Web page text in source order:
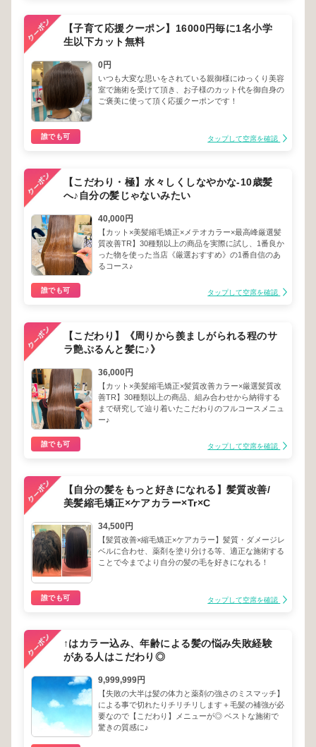
【子育て応援クーポン】16000円毎に1名小学
生以下カット無料
0円
いつも大変な思いをされている親御様にゆっくり美容
室で施術を受けて頂き、お子様のカット代を御自身の
ご褒美に使って頂く応援クーポンです！
誰でも可 タップして空席を確認
【こだわり・極】水々しくしなやかな-10歳髪
へ♪自分の髪じゃないみたい
40,000円
【カット×美髪縮毛矯正×メテオカラー×最高峰厳選髪
質改善TR】30種類以上の商品を実際に試し、1番良か
った物を使った当店《厳選おすすめ》の1番自信のあ
るコース♪
誰でも可 タップして空席を確認
【こだわり】《周りから羨ましがられる程のサ
ラ艶ぷるんと髪に♪》
36,000円
【カット×美髪縮毛矯正×髪質改善カラー×厳選髪質改
善TR】30種類以上の商品、組み合わせから納得する
まで研究して辿り着いたこだわりのフルコースメニュ
ー♪
誰でも可 タップして空席を確認
【自分の髪をもっと好きになれる】髪質改善/
美髪縮毛矯正×ケアカラー×Tr×C
34,500円
【髪質改善×縮毛矯正×ケアカラー】髪質・ダメージレ
ベルに合わせ、薬剤を塗り分ける等、適正な施術する
ことで今までより自分の髪の毛を好きになれる！
誰でも可 タップして空席を確認
↑はカラー込み、年齢による髪の悩み失敗経験
がある人はこだわり◎
9,999,999円
【失敗の大半は髪の体力と薬剤の強さのミスマッチ】
による事で切れたりチリチリします＋毛髪の補強が必
要なので【こだわり】メニューが◎ ベストな施術で
驚きの質感に♪